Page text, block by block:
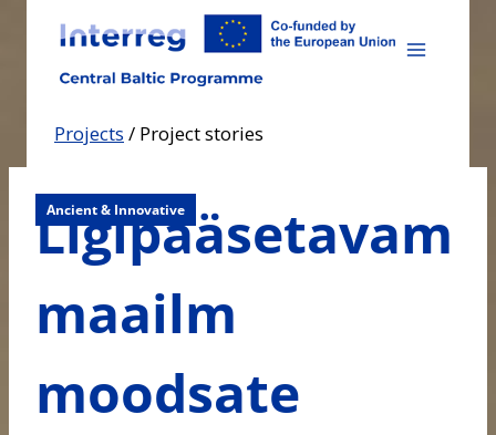
content
Projects / Project stories
Ancient & Innovative
Ligipääsetavam
maailm
moodsate